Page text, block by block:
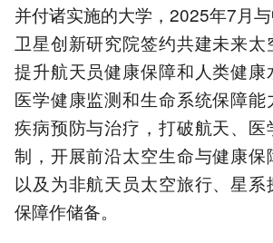
并付诸实施的大学，2025年7月
卫星创新研究院签约共建未来
提升航天员健康保障和人类健康
医学健康监测和生命系统保障能
疾病预防与治疗，打破航天、医
制，开展前沿太空生命与健康保
以及为非航天员太空旅行、星系
保障作储备。